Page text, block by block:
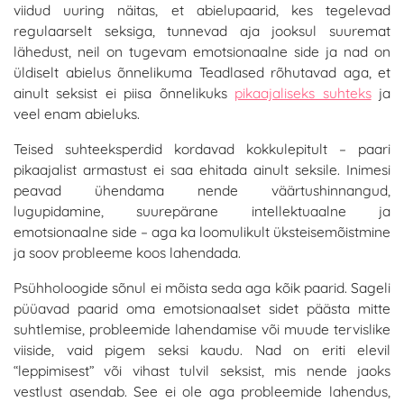
viidud uuring näitas, et abielupaarid, kes tegelevad
regulaarselt seksiga, tunnevad aja jooksul suuremat
lähedust, neil on tugevam emotsionaalne side ja nad on
üldiselt abielus õnnelikuma Teadlased rõhutavad aga, et
ainult seksist ei piisa õnnelikuks pikaajaliseks suhteksja
veel enam abieluks.
Teised suhteeksperdid kordavad kokkulepitult – paari
pikaajalist armastust ei saa ehitada ainult seksile. Inimesi
peavad ühendama nende väärtushinnangud,
lugupidamine, suurepärane intellektuaalne ja
emotsionaalne side – aga ka loomulikult üksteisemõistmine
ja soov probleeme koos lahendada.
Psühholoogide sõnul ei mõista seda aga kõik paarid. Sageli
püüavad paarid oma emotsionaalset sidet päästa mitte
suhtlemise, probleemide lahendamise või muude tervislike
viiside, vaid pigem seksi kaudu. Nad on eriti elevil
“leppimisest” või vihast tulvil seksist, mis nende jaoks
vestlust asendab. See ei ole aga probleemide lahendus,